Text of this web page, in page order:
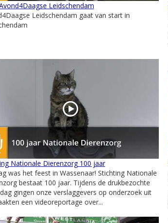
Leidschendam
Leidschendam gaat van start in
Nationale Dierenzorg 100 jaar
was het feest in Wassenaar! Stichting Nationale
bestaat 100 jaar. Tijdens de drukbezochte
gingen onze verslaggevers op onderzoek uit
een videoreportage over...